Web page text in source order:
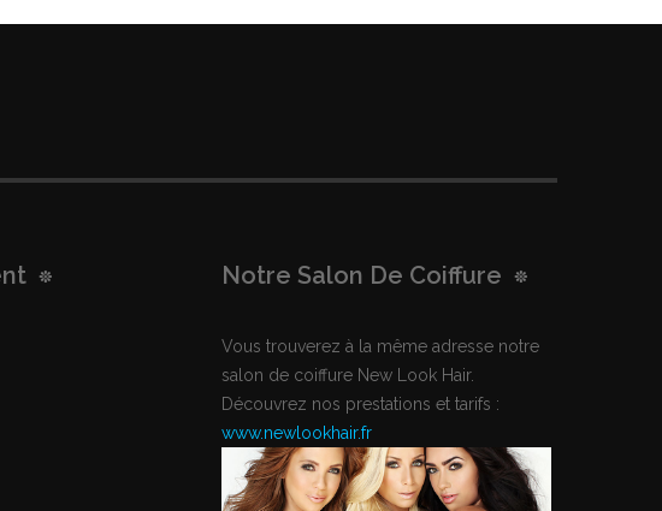
Notre Salon De Coiffure
Vous trouverez à la même adresse notre
salon de coiffure New Look Hair.
Découvrez nos prestations et tarifs :
www.newlookhair.fr